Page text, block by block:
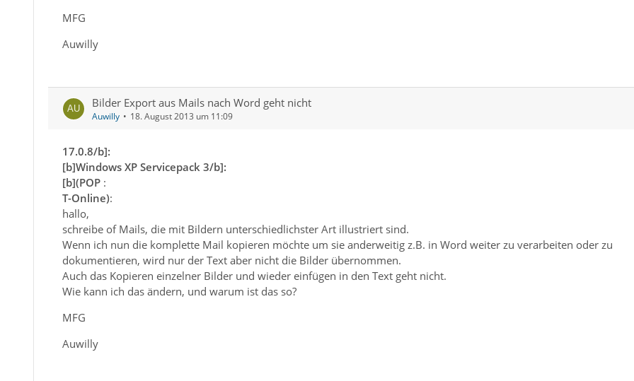
MFG
Auwilly
Bilder Export aus Mails nach Word geht nicht
Auwilly 18. August 2013 um 11:09
17.0.8/b]:
[b]Windows XP Servicepack 3/b]:
[b](POP :
T-Online):
hallo,
schreibe of Mails, die mit Bildern unterschiedlichster Art illustriert sind.
Wenn ich nun die komplette Mail kopieren möchte um sie anderweitig z.B. in Word weiter zu verarbeiten oder zu
dokumentieren, wird nur der Text aber nicht die Bilder übernommen.
Auch das Kopieren einzelner Bilder und wieder einfügen in den Text geht nicht.
Wie kann ich das ändern, und warum ist das so?
MFG
Auwilly